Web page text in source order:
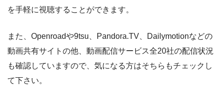
を手軽に視聴することができます。
また、Openroadや9tsu、Pandora.TV、Dailymotionなどの
動画共有サイトの他、動画配信サービス全20社の配信状況
も確認していますので、気になる方はそちらもチェックし
て下さい。